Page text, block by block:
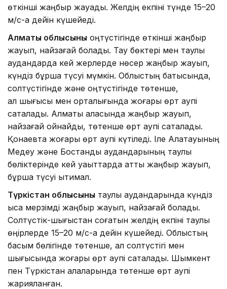
өткінші жаңбыр жауады. Желдің екпіні түнде 15–20
м/с-қа дейін күшейеді.
Алматы облысының оңтүстігінде өткінші жаңбыр
жауып, найзағай болады. Тау бөктері мен таулы
аудандарда кей жерлерде нөсер жаңбыр жауып,
күндіз бұршақ түсуі мүмкін. Облыстың батысында,
солтүстігінде және оңтүстігінде төтенше,
ал шығысы мен орталығында жоғары өрт қаупі
сақталады. Алматы қаласында жаңбыр жауып,
найзағай ойнайды, төтенше өрт қаупі сақталады.
Қонаевта жоғары өрт қаупі күтіледі. Іле Алатауының
Медеу және Бостандық аудандарының таулы
бөліктерінде кей уақыттарда қатты жаңбыр жауып,
бұршақ түсуі ықтимал.
Түркістан облысының таулы аудандарында күндіз
қысқа мерзімді жаңбыр жауып, найзағай болады.
Солтүстік-шығыстан соғатын желдің екпіні таулы
өңірлерде 15–20 м/с-қа дейін күшейеді. Облыстың
басым бөлігінде төтенше, ал солтүстігі мен
шығысында жоғары өрт қаупі сақталады. Шымкент
пен Түркістан қалаларында төтенше өрт қаупі
жарияланған.